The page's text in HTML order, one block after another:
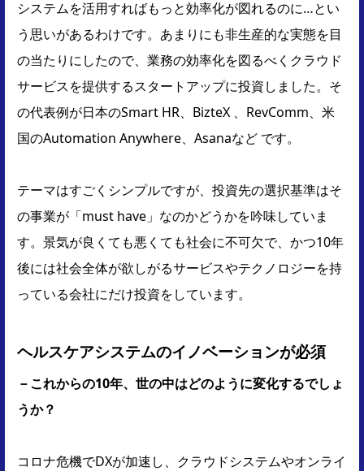
システムを活用すればもっと効率化が図れるのに…とい
う思いがあるわけです。あまりにも非生産的な実態を目
の当たりにしたので、業務の効率化を図るべくクラウド
サービスを提供するスタートアップに投資しました。そ
の代表例が日本のSmart HR、BizteX 、RevComm、米
国のAutomation Anywhere、Asanaなど です。
テーマはすごくシンプルですが、投資先の選択基準はそ
の事業が「must have」なのかどうかを吟味していま
す。景気が良くても悪くても社会に不可欠で、かつ10年
後には社会全体が欲しがるサービスやテクノロジーを持
っている会社にだけ投資をしています。
ヘルスケアシステムのイノベーションが必須
－これからの10年、世の中はどのように変化するでしょ
うか？
コロナ危機でDXが加速し、クラウドシステムやオンライ